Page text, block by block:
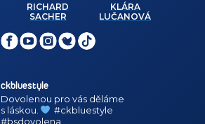
RICHARD
SACHER
KLÁRA
LUČANOVÁ
ckbluestyle
Dovolenou pro vás děláme
s láskou.
#ckbluestyle
#bsdovolena